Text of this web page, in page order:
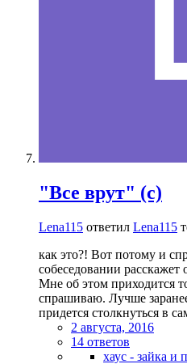
"Все врут" (с)
Lena115 ответил Lena115
как это?! Вот потому и
собеседовании расскажет
Мне об этом приходится
спрашиваю. Лучше
придется столкнуться в
2 августа, 2016
14 ответов
хаус - зайка и